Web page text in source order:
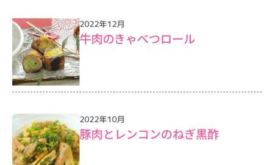
2022年12月
牛肉のきゃべつロール
2022年10月
豚肉とレンコンのねぎ黒酢